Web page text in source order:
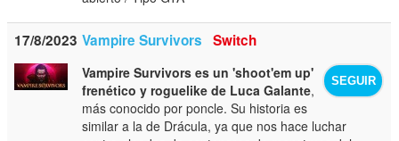
17/8/2023 Vampire Survivors Switch
SEGUIR
Vampire Survivors es un 'shoot'em up'
frenético y roguelike de Luca Galante,
más conocido por poncle. Su historia es
similar a la de Drácula, ya que nos hace luchar